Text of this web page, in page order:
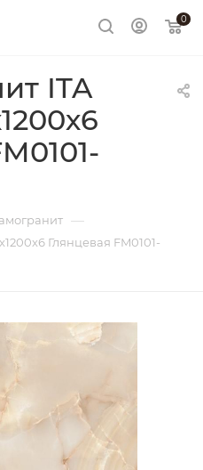
0
ITA
—
Глянцевая FM0101-